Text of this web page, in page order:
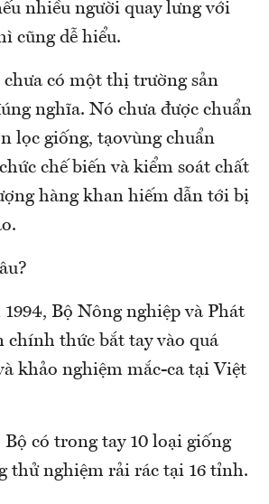
nhiều người quay lưng với
cũng dễ hiểu.
có một thị trường sản
nghĩa. Nó chưa được chuẩn
lọc giống, tạovùng chuẩn
chế biến và kiểm soát chất
hàng khan hiếm dẫn tới bị
Bộ Nông nghiệp và Phát
thức bắt tay vào quá
khảo nghiệm mắc-ca tại Việt
Bộ có trong tay 10 loại giống
thử nghiệm rải rác tại 16 tỉnh.